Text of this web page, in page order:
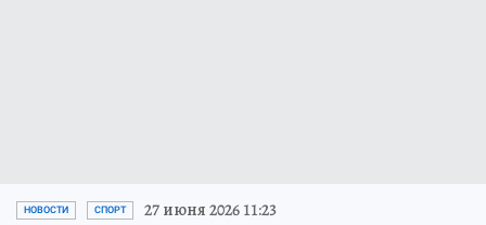
НОВОСТИ СПОРТ 27 июня 2026 11:23